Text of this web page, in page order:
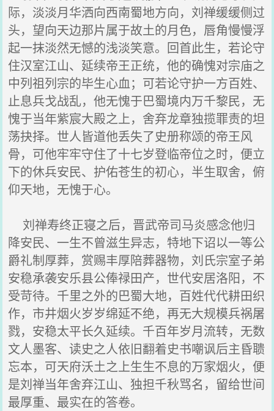
际，淡淡月华洒向西南蜀地方向，刘禅缓缓侧过
头，望向天边那片属于故土的月色，唇角慢慢浮
起一抹淡然无憾的浅淡笑意。回首此生，若论守
住汉室江山、延续帝王正统，他的确愧对宗庙之
中列祖列宗的毕生心血；可若论守护一方百姓、
止息兵戈战乱，他无愧于巴蜀境内万千黎民，无
愧于当年紫宸大殿之上，舍弃龙章独揽罪责的坦
荡抉择。世人皆道他丢失了史册称颂的帝王风
骨，可他牢牢守住了十七岁登临帝位之时，便立
下的休兵安民、护佑苍生的初心，半生取舍，俯
仰天地，无愧于心。
刘禅寿终正寝之后，晋武帝司马炎感念他归
降安民、一生不曾滋生异志，特地下诏以一等公
爵礼制厚葬，赏赐丰厚陪葬器物，刘氏宗室子弟
安稳承袭安乐县公俸禄田产，世代安居洛阳，不
受苛待。千里之外的巴蜀大地，百姓代代耕田织
作，市井烟火岁岁绵延不绝，再无大规模兵祸屠
戮，安稳太平长久延续。千百年岁月流转，无数
文人墨客、读史之人依旧翻着史书嘲讽后主昏聩
忘本，可天府沃土之上生生不息的万家烟火，便
是刘禅当年舍弃江山、独担千秋骂名，留给世间
最厚重、最实在的答卷。